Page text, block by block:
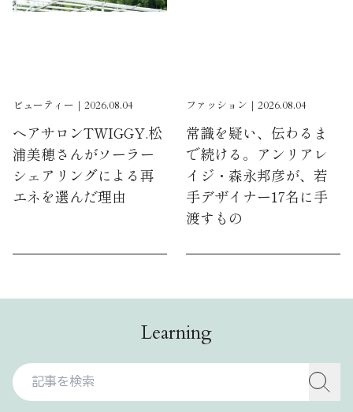
ビューティー｜2026.08.04
ヘアサロンTWIGGY.松
浦美穂さんがソーラー
シェアリングによる再
エネを選んだ理由
ファッション｜2026.08.04
常識を疑い、伝わるま
で続ける。アンリアレ
イジ・森永邦彦が、若
手デザイナー17名に手
渡すもの
Learning